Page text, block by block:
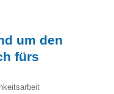
um den
fürs